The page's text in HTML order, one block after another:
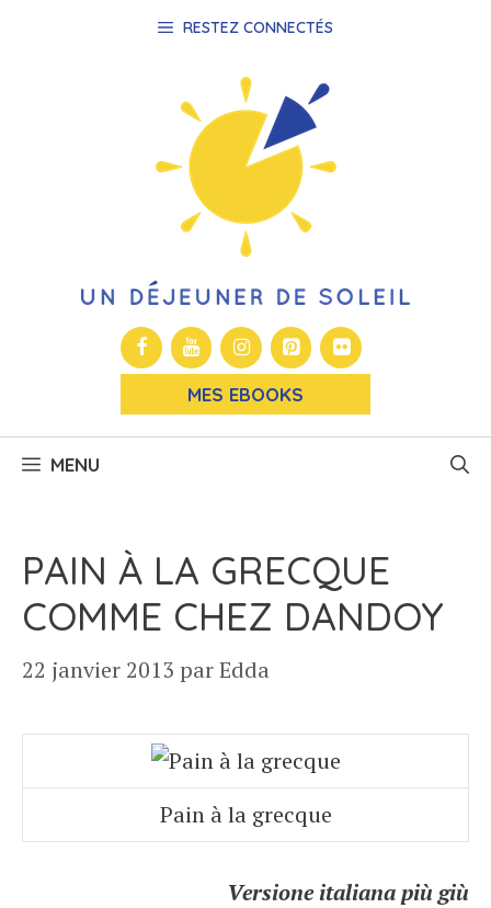
RESTEZ CONNECTÉS
MES EBOOKS
MENU
PAIN À LA GRECQUE
COMME CHEZ DANDOY
22 janvier 2013 parEdda
Pain à la grecque
Versione italiana più giù